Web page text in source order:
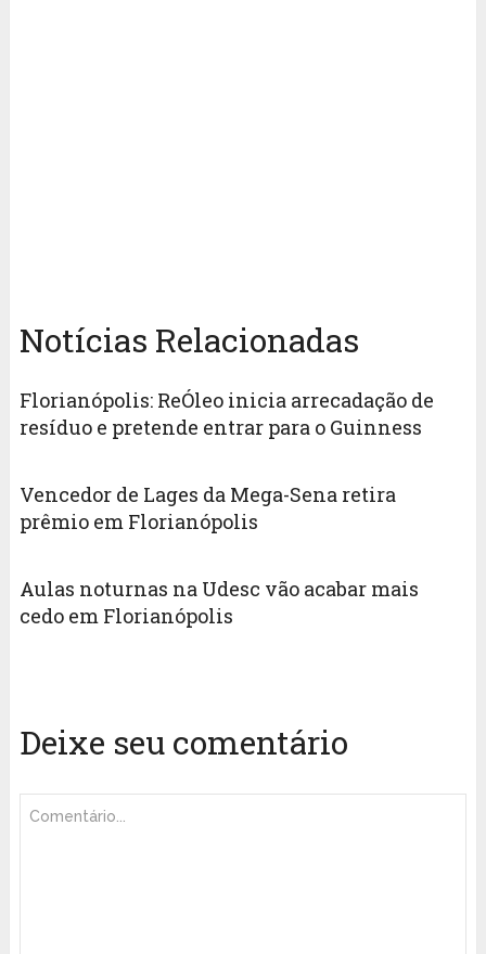
Notícias Relacionadas
Florianópolis: ReÓleo inicia arrecadação de
resíduo e pretende entrar para o Guinness
Vencedor de Lages da Mega-Sena retira
prêmio em Florianópolis
Aulas noturnas na Udesc vão acabar mais
cedo em Florianópolis
Deixe seu comentário